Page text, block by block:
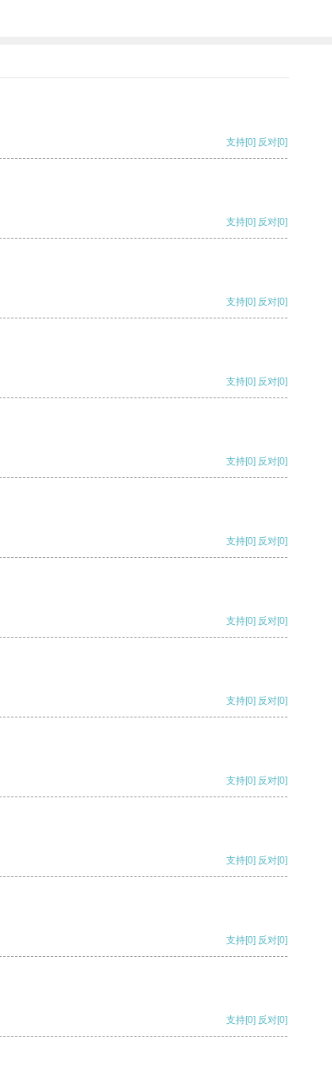
支持[0] 反对[0]
支持[0] 反对[0]
支持[0] 反对[0]
支持[0] 反对[0]
支持[0] 反对[0]
支持[0] 反对[0]
支持[0] 反对[0]
支持[0] 反对[0]
支持[0] 反对[0]
支持[0] 反对[0]
支持[0] 反对[0]
支持[0] 反对[0]